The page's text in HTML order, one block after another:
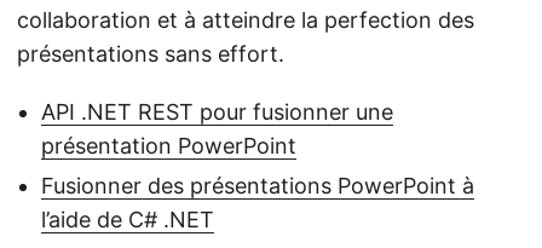
collaboration et à atteindre la perfection des
présentations sans effort.
API .NET REST pour fusionner une
présentation PowerPoint
Fusionner des présentations PowerPoint à
l’aide de C# .NET